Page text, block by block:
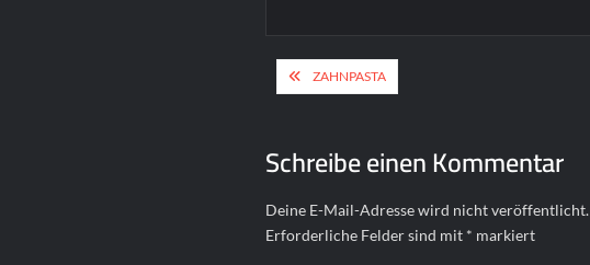
Beitragsnavigation
ZAHNPASTA
Schreibe einen Kommentar
Deine E-Mail-Adresse wird nicht veröffentlicht.
Erforderliche Felder sind mit * markiert